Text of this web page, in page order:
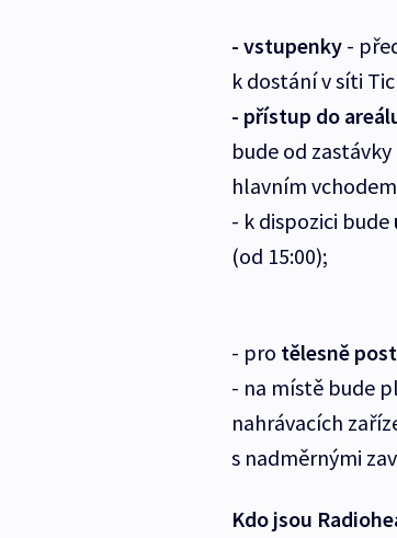
- vstupenky-
k dostání v síti
- přístup do
bude od
hlavním
- k dispozici bude
(od 15:00);
- pro tělesně
- na místě bude
nahrávacích
s nadměrnými
Kdo jsou